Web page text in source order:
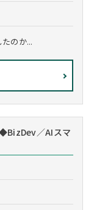
のか...
／AIスマ